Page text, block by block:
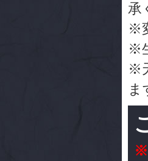
承
※
※
※
※